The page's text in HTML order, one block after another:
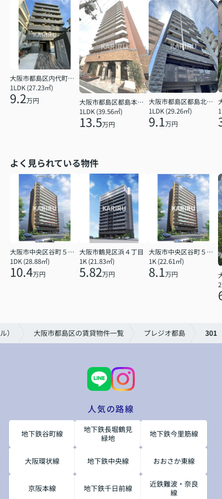
大阪市都島区内代町１丁目
1LDK (27.23㎡)
9.2万円
大阪市都島区都島本通３丁目
1LDK (39.56㎡)
13.5万円
大阪市都島区都島北通２丁目
1LDK (29.26㎡)
9.1万円
よく見られている物件
大阪市中央区谷町５丁目
1DK (28.88㎡)
10.4万円
大阪市鶴見区浜４丁目
1K (21.83㎡)
5.82万円
大阪市中央区谷町５丁目
1K (22.61㎡)
8.1万円
） 大阪市都島区の賃貸物件一覧 プレジオ都島 301
人気の路線
地下鉄谷町線
地下鉄長堀鶴見
緑地
地下鉄今里筋線
大阪環状線 地下鉄中央線 おおさか東線
京阪本線 地下鉄千日前線
近鉄難波・奈良
線